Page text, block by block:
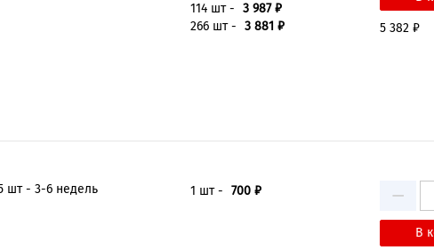
114 шт - 3 987 ₽
266 шт - 3 881 ₽ 5 382 ₽
шт - 3-6 недель 1 шт - 700 ₽ −